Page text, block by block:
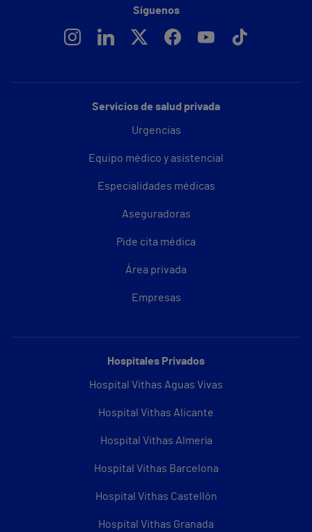
Servicios de salud privada
Urgencias
Equipo médico y asistencial
Especialidades médicas
Aseguradoras
Pide cita médica
Área privada
Empresas
Hospitales Privados
Hospital Vithas Aguas Vivas
Hospital Vithas Alicante
Hospital Vithas Almería
Hospital Vithas Barcelona
Hospital Vithas Castellón
Hospital Vithas Granada
Síguenos